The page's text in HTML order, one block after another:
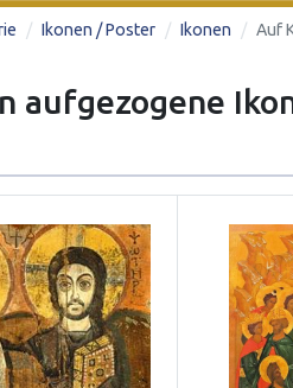
Ikonen / Poster Ikonen Auf
aufgezogene